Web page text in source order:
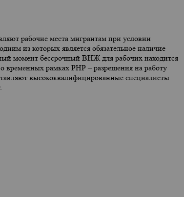
рабочие места мигрантам при условии
из которых является обязательное наличие
момент бессрочный ВНЖ для рабочих находится
временных рамках РНР – разрешения на работу
высококвалифицированные специалисты